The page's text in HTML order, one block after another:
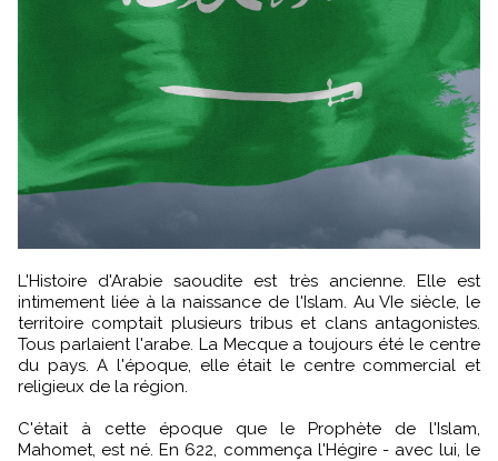
L'Histoire d'Arabie saoudite est très ancienne. Elle est
intimement liée à la naissance de l'Islam. Au VIe siècle, le
territoire comptait plusieurs tribus et clans antagonistes.
Tous parlaient l'arabe. La Mecque a toujours été le centre
du pays. A l'époque, elle était le centre commercial et
religieux de la région.
C'était à cette époque que le Prophète de l'Islam,
Mahomet, est né. En 622, commença l'Hégire - avec lui, le